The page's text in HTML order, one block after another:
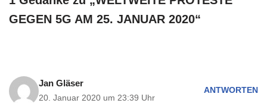
GEGEN 5G AM 25. JANUAR 2020“
Jan Gläser
20. Januar 2020 um 23:39 Uhr
ANTWORTEN